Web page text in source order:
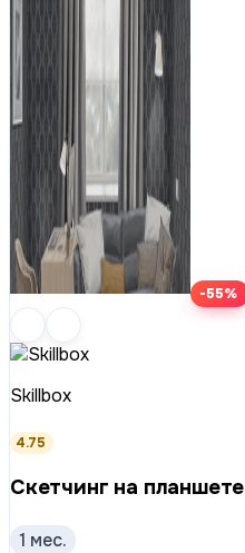
-55%
Skillbox
4.75
Скетчинг на планшете
1 мес.